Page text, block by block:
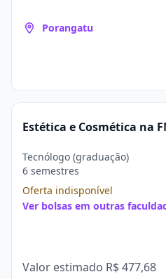
Porangatu
Estética e Cosmética na
Tecnólogo (graduação)
6 semestres
Oferta indisponível
Ver bolsas em outras
Valor estimado R$ 477,68